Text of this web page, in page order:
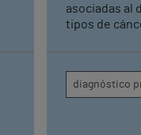
asociadas al
tipos de
curación y
diagnóstico